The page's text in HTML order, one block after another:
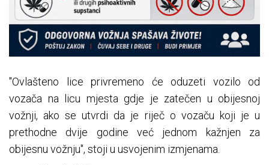
"Ovlašteno lice privremeno će oduzeti vozilo od
vozača na licu mjesta gdje je zatečen u obijesnoj
vožnji, ako se utvrdi da je riječ o vozaču koji je u
prethodne dvije godine već jednom kažnjen za
obijesnu vožnju", stoji u usvojenim izmjenama.